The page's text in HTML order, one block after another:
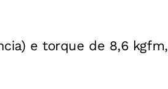
e torque de 8,6 kgfm,